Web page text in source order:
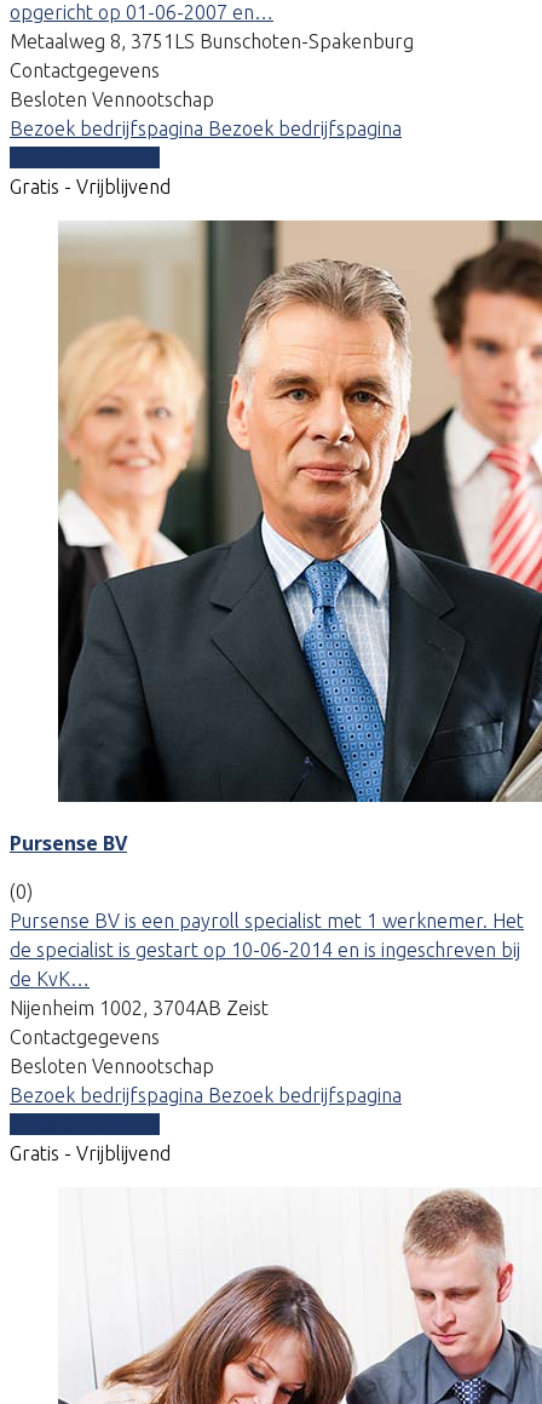
opgericht op 01-06-2007 en…
Metaalweg 8, 3751LS Bunschoten-Spakenburg
Contactgegevens
Besloten Vennootschap
Bezoek bedrijfspagina Bezoek bedrijfspagina
Gratis - Vrijblijvend
Pursense BV
(0)
Pursense BV is een payroll specialist met 1 werknemer. Het
de specialist is gestart op 10-06-2014 en is ingeschreven bij
de KvK…
Nijenheim 1002, 3704AB Zeist
Contactgegevens
Besloten Vennootschap
Bezoek bedrijfspagina Bezoek bedrijfspagina
Gratis - Vrijblijvend